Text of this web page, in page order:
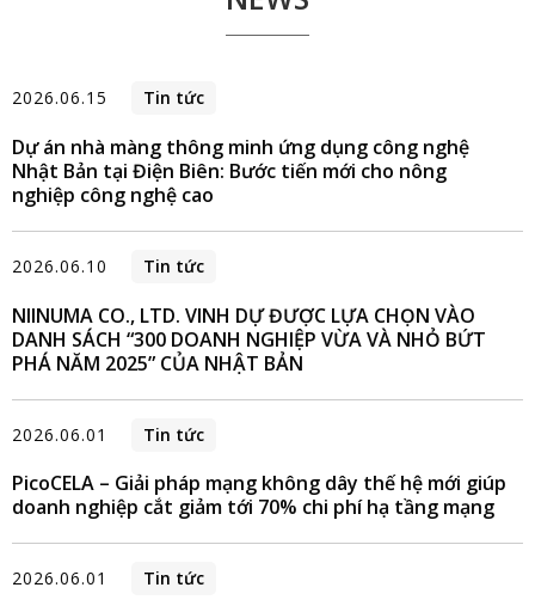
2026.06.15 Tin tức
Dự án nhà màng thông minh ứng dụng công nghệ
Nhật Bản tại Điện Biên: Bước tiến mới cho nông
nghiệp công nghệ cao
2026.06.10 Tin tức
NIINUMA CO., LTD. VINH DỰ ĐƯỢC LỰA CHỌN VÀO
DANH SÁCH “300 DOANH NGHIỆP VỪA VÀ NHỎ BỨT
PHÁ NĂM 2025” CỦA NHẬT BẢN
2026.06.01 Tin tức
PicoCELA – Giải pháp mạng không dây thế hệ mới giúp
doanh nghiệp cắt giảm tới 70% chi phí hạ tầng mạng
2026.06.01 Tin tức